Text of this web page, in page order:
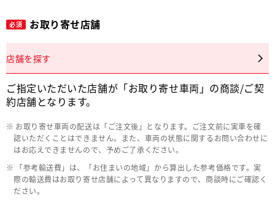
必須 お取り寄せ店舗
店舗を探す
ご指定いただいた店舗が「お取り寄せ車両」の商談/ご契
約店舗となります。
お取り寄せ車両の配送は「ご注文後」となります。ご注文前に実車を確
認いただくことはできません。また、車両の状態に関するお問い合わせに
はお応えできませんので、予めご了承ください。
「参考輸送費」は、「お住まいの地域」から算出した参考価格です。実
際の輸送費はお取り寄せ店舗によって異なりますので、商談時にご確認く
ださい。